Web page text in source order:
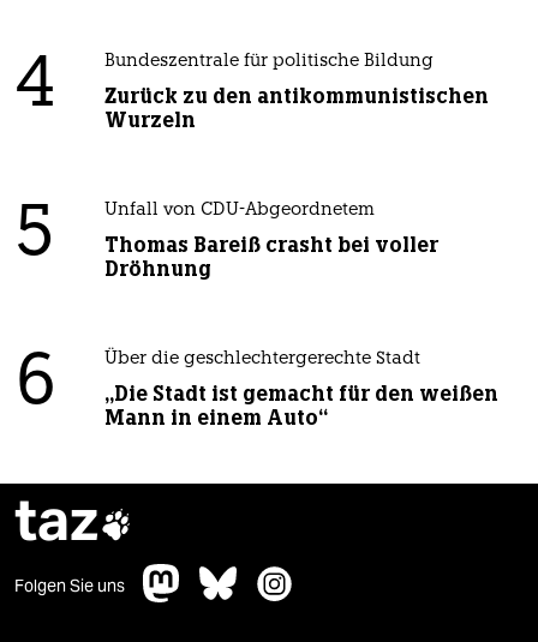
4 Bundeszentrale für politische Bildung
Zurück zu den antikommunistischen
Wurzeln
5 Unfall von CDU-Abgeordnetem
Thomas Bareiß crasht bei voller
Dröhnung
6 Über die geschlechtergerechte Stadt
„Die Stadt ist gemacht für den weißen
Mann in einem Auto“
taz
Folgen Sie uns